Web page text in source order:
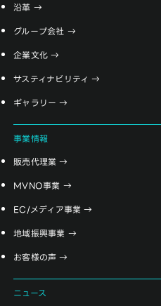
沿革
グループ会社
企業文化
サスティナビリティ
ギャラリー
事業情報
販売代理業
MVNO事業
EC/メディア事業
地域振興事業
お客様の声
ニュース